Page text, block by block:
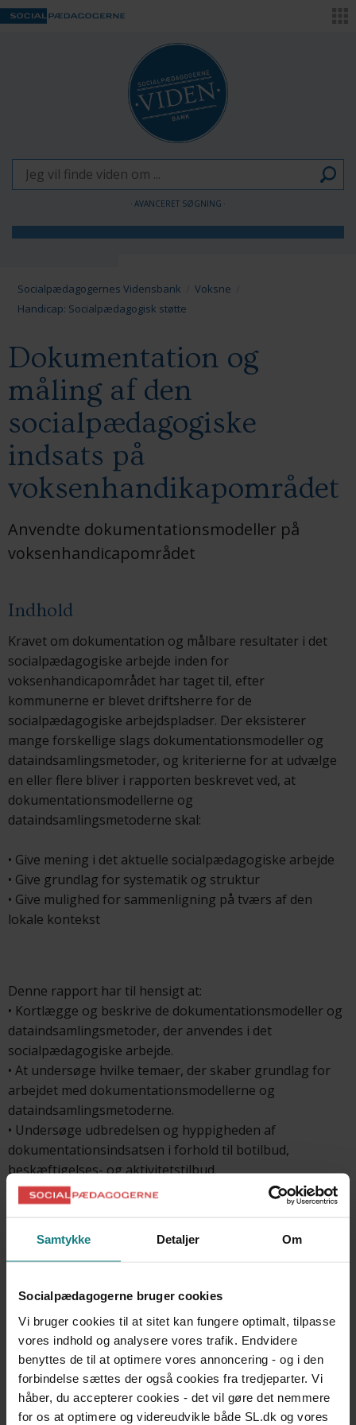
Samtykke Detaljer Om
Socialpædagogerne bruger cookies
Vi bruger cookies til at sitet kan fungere optimalt, tilpasse
vores indhold og analysere vores trafik. Endvidere
benyttes de til at optimere vores annoncering - og i den
forbindelse sættes der også cookies fra tredjeparter. Vi
håber, du accepterer cookies - det vil gøre det nemmere
for os at optimere og videreudvikle både SL.dk og vores
AVANCERET SØGNING
Voksne
Socialpædagogernes Vidensbank
Voksne
Handicap: Socialpædagogisk støtte
Dokumentation og
måling af den
socialpædagogiske
indsats på
voksenhandikapområdet
Anvendte dokumentationsmodeller på
voksenhandicapområdet
Indhold
Kravet om dokumentation og målbare resultater i det
socialpædagogiske arbejde inden for
voksenhandicapområdet har taget til, efter
kommunerne er blevet driftsherre for de
socialpædagogiske arbejdspladser. Der eksisterer
mange forskellige slags dokumentationsmodeller og
dataindsamlingsmetoder, og kriterierne for at udvælge
en eller flere bliver i rapporten beskrevet ved, at
dokumentationsmodellerne og
dataindsamlingsmetoderne skal:
• Give mening i det aktuelle socialpædagogiske arbejde
• Give grundlag for systematik og struktur
• Give mulighed for sammenligning på tværs af den
lokale kontekst
Denne rapport har til hensigt at:
• Kortlægge og beskrive de dokumentationsmodeller og
dataindsamlingsmetoder, der anvendes i det
socialpædagogiske arbejde.
• At undersøge hvilke temaer, der skaber grundlag for
arbejdet med dokumentationsmodellerne og
dataindsamlingsmetoderne.
• Undersøge udbredelsen og hyppigheden af
dokumentationsindsatsen i forhold til botilbud,
beskæftigelses- og aktivitetstilbud.
dokumentationsmodeller og dataindsamlingsmetoder,
og at der i praksis er en tendens til at videreudvikle eller
kombinere brugen af de forskellige modeller og
metoder. De temaer, der ofte berøres, er handleplaner,
brugerinddragelse, selvbestemmelse, dokumentation,
kvalitetsudvikling, bostøtte, kommunikation og etik.